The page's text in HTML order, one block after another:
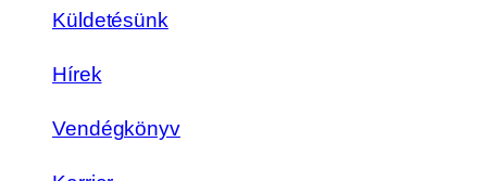
Küldetésünk
Hírek
Vendégkönyv